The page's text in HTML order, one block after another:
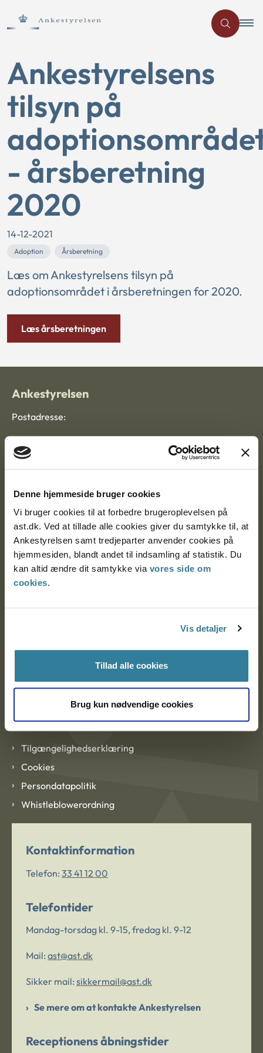
Denne hjemmeside bruger cookies
Vi bruger cookies til at forbedre brugeroplevelsen på
ast.dk. Ved at tillade alle cookies giver du samtykke til, at
Ankestyrelsen samt tredjeparter anvender cookies på
hjemmesiden, blandt andet til indsamling af statistik. Du
kan altid ændre dit samtykke via vores side om
cookies.
Vis detaljer
Tillad alle cookies
Brug kun nødvendige cookies
Ankestyrelsens
tilsyn på
- årsberetning
2020
14-12-2021
Adoption Årsberetning
Læs om Ankestyrelsens tilsyn på
adoptionsområdet i årsberetningen for 2020.
Læs årsberetningen
Ankestyrelsen
Postadresse:
9000 Aalborg
Ankestyrelsen Aalborg
Ankestyrelsen København
EAN: 57 98 000 35 48 21
Om Ankestyrelsen
Blanketter og kontaktformularer
Links
Tilgængelighedserklæring
Cookies
Persondatapolitik
Whistleblowerordning
Kontaktinformation
Telefon: 33 41 12 00
Telefontider
Mandag-torsdag kl. 9-15, fredag kl. 9-12
Mail: ast@ast.dk
Sikker mail: sikkermail@ast.dk
Se mere om at kontakte Ankestyrelsen
Receptionens åbningstider